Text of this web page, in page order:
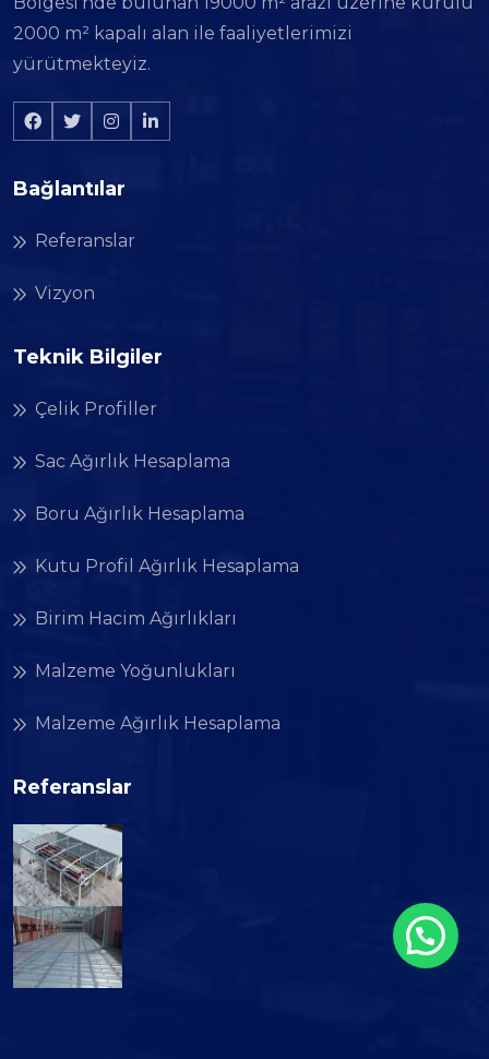
2000 m² kapalı alan ile faaliyetlerimizi
yürütmekteyiz.
Bağlantılar
Referanslar
Vizyon
Teknik Bilgiler
Çelik Profiller
Sac Ağırlık Hesaplama
Boru Ağırlık Hesaplama
Kutu Profil Ağırlık Hesaplama
Birim Hacim Ağırlıkları
Malzeme Yoğunlukları
Malzeme Ağırlık Hesaplama
Referanslar